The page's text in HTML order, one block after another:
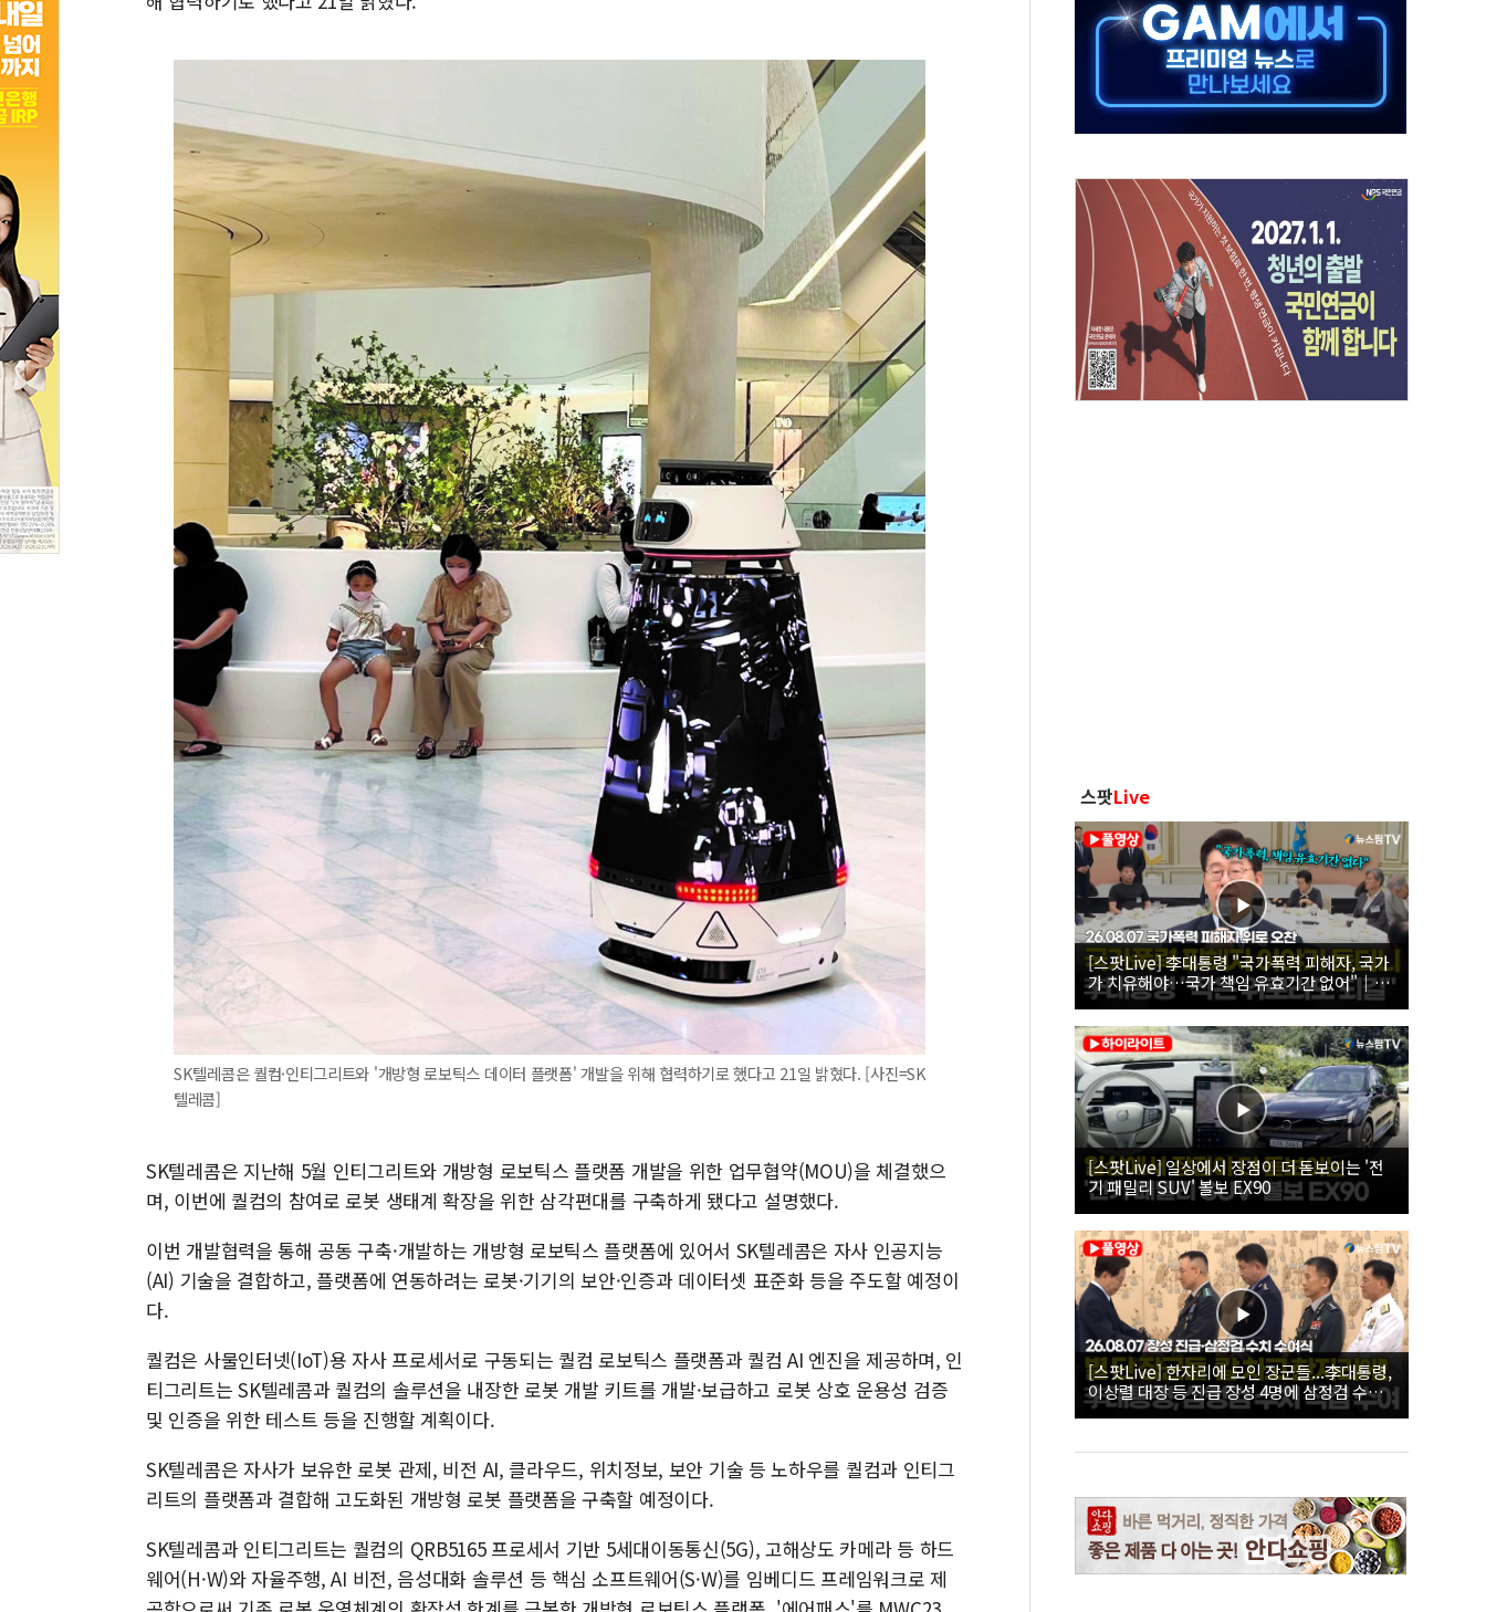
SK텔레콤은 퀄컴·인티그리트와 '개방형 로보틱스 데이터 플랫폼' 개발을 위해 협력하기로 했다고 21일 밝혔다. [사진=SK
텔레콤]
SK텔레콤은 지난해 5월 인티그리트와 개방형 로보틱스 플랫폼 개발을 위한 업무협약(MOU)을 체결했으
며, 이번에 퀄컴의 참여로 로봇 생태계 확장을 위한 삼각편대를 구축하게 됐다고 설명했다.
이번 개발협력을 통해 공동 구축·개발하는 개방형 로보틱스 플랫폼에 있어서 SK텔레콤은 자사 인공지능
(AI) 기술을 결합하고, 플랫폼에 연동하려는 로봇·기기의 보안·인증과 데이터셋 표준화 등을 주도할 예정이
다.
퀄컴은 사물인터넷(IoT)용 자사 프로세서로 구동되는 퀄컴 로보틱스 플랫폼과 퀄컴 AI 엔진을 제공하며, 인
티그리트는 SK텔레콤과 퀄컴의 솔루션을 내장한 로봇 개발 키트를 개발·보급하고 로봇 상호 운용성 검증
및 인증을 위한 테스트 등을 진행할 계획이다.
SK텔레콤은 자사가 보유한 로봇 관제, 비전 AI, 클라우드, 위치정보, 보안 기술 등 노하우를 퀄컴과 인티그
리트의 플랫폼과 결합해 고도화된 개방형 로봇 플랫폼을 구축할 예정이다.
SK텔레콤과 인티그리트는 퀄컴의 QRB5165 프로세서 기반 5세대이동통신(5G), 고해상도 카메라 등 하드
웨어(H·W)와 자율주행, AI 비전, 음성대화 솔루션 등 핵심 소프트웨어(S·W)를 임베디드 프레임워크로 제
스팟Live
[스팟Live] 李대통령 "국가폭력 피해자, 국가
가 치유해야…국가 책임 유효기간 없어"｜
26.08.07 국가폭력 피해자 위로 오찬
[스팟Live] 일상에서 장점이 더 돋보이는 '전
기 패밀리 SUV' 볼보 EX90
[스팟Live] 한자리에 모인 장군들...李대통령,
이상렬 대장 등 진급 장성 4명에 삼정검 수치
직접 수여｜26.08.07 장성 진급·삼정검 수치